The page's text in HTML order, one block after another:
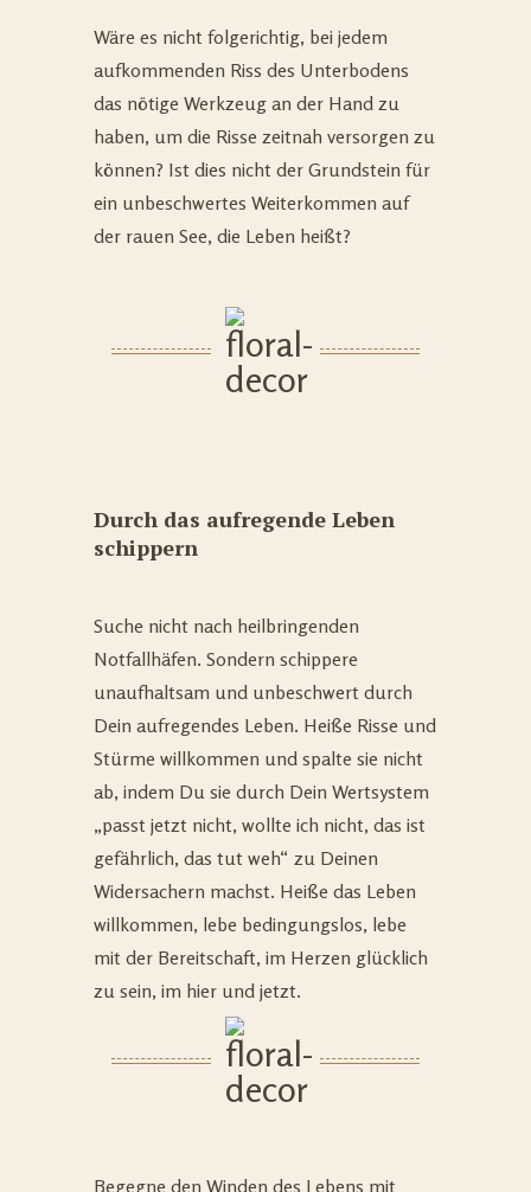
Wäre es nicht folgerichtig, bei jedem
aufkommenden Riss des Unterbodens
das nötige Werkzeug an der Hand zu
haben, um die Risse zeitnah versorgen zu
können? Ist dies nicht der Grundstein für
ein unbeschwertes Weiterkommen auf
der rauen See, die Leben heißt?
Durch das aufregende Leben
schippern
Suche nicht nach heilbringenden
Notfallhäfen. Sondern schippere
unaufhaltsam und unbeschwert durch
Dein aufregendes Leben. Heiße Risse und
Stürme willkommen und spalte sie nicht
ab, indem Du sie durch Dein Wertsystem
„passt jetzt nicht, wollte ich nicht, das ist
gefährlich, das tut weh“ zu Deinen
Widersachern machst. Heiße das Leben
willkommen, lebe bedingungslos, lebe
mit der Bereitschaft, im Herzen glücklich
zu sein, im hier und jetzt.
Begegne den Winden des Lebens mit